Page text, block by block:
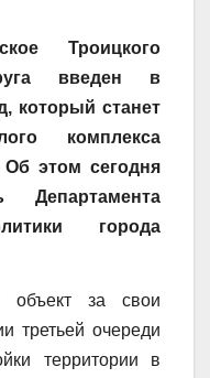
Троицкого
введен в
который станет
комплекса
этом сегодня
Департамента
города
объект за свои
третьей очереди
территории в